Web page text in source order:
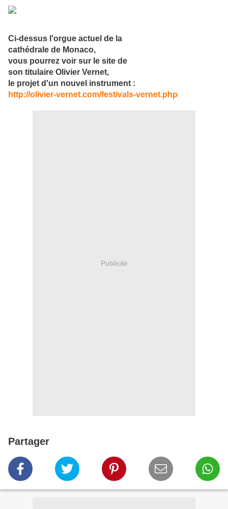
Ci-dessus l'orgue actuel de la
cathédrale de Monaco,
vous pourrez voir sur le site de
son titulaire Olivier Vernet,
le projet d'un nouvel instrument :
http://olivier-vernet.com/festivals-vernet.php
Publicité
Partager